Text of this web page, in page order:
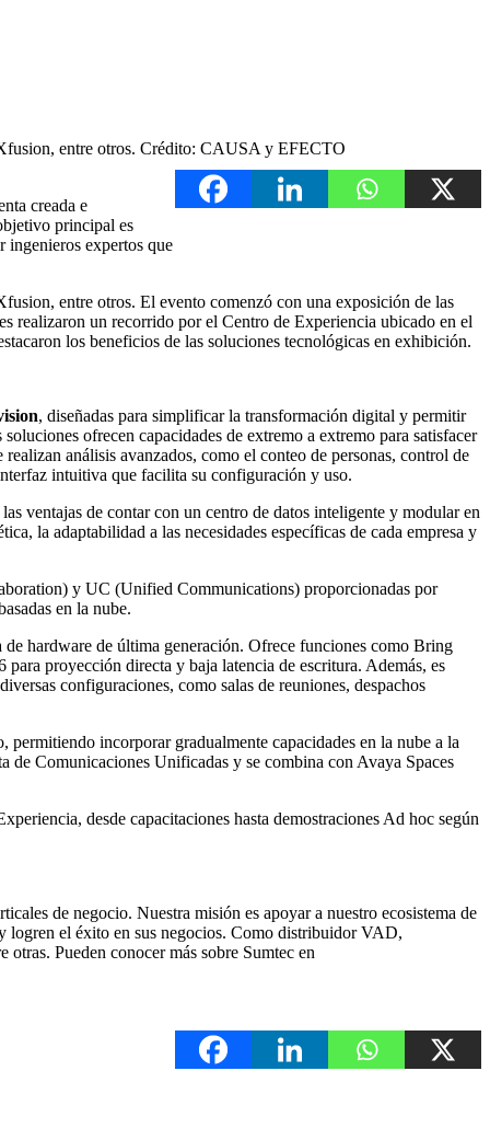
entre otros. Crédito: CAUSA y EFECTO
creada e
principal es
ingenieros expertos que
entre otros. El evento comenzó con una exposición de las
realizaron un recorrido por el Centro de Experiencia ubicado en el
los beneficios de las soluciones tecnológicas en exhibición.
, diseñadas para simplificar la transformación digital y permitir
ofrecen capacidades de extremo a extremo para satisfacer
análisis avanzados, como el conteo de personas, control de
intuitiva que facilita su configuración y uso.
ventajas de contar con un centro de datos inteligente y modular en
la adaptabilidad a las necesidades específicas de cada empresa y
y UC (Unified Communications) proporcionadas por
en la nube.
hardware de última generación. Ofrece funciones como Bring
proyección directa y baja latencia de escritura. Además, es
configuraciones, como salas de reuniones, despachos
incorporar gradualmente capacidades en la nube a la
Comunicaciones Unificadas y se combina con Avaya Spaces
desde capacitaciones hasta demostraciones Ad hoc según
de negocio. Nuestra misión es apoyar a nuestro ecosistema de
logren el éxito en sus negocios. Como distribuidor VAD,
Pueden conocer más sobre Sumtec en